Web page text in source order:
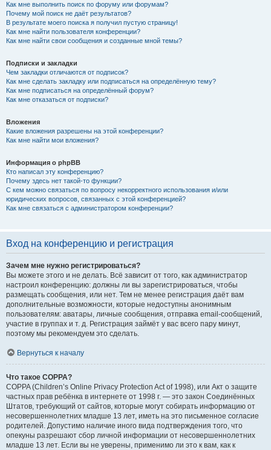
Как мне выполнить поиск по форуму или форумам?
Почему мой поиск не даёт результатов?
В результате моего поиска я получил пустую страницу!
Как мне найти пользователя конференции?
Как мне найти свои сообщения и созданные мной темы?
Подписки и закладки
Чем закладки отличаются от подписок?
Как мне сделать закладку или подписаться на определённую тему?
Как мне подписаться на определённый форум?
Как мне отказаться от подписки?
Вложения
Какие вложения разрешены на этой конференции?
Как мне найти мои вложения?
Информация о phpBB
Кто написал эту конференцию?
Почему здесь нет такой-то функции?
С кем можно связаться по вопросу некорректного использования и/или
юридических вопросов, связанных с этой конференцией?
Как мне связаться с администратором конференции?
Вход на конференцию и регистрация
Зачем мне нужно регистрироваться?
Вы можете этого и не делать. Всё зависит от того, как администратор
настроил конференцию: должны ли вы зарегистрироваться, чтобы
размещать сообщения, или нет. Тем не менее регистрация даёт вам
дополнительные возможности, которые недоступны анонимным
пользователям: аватары, личные сообщения, отправка email-сообщений,
участие в группах и т. д. Регистрация займёт у вас всего пару минут,
поэтому мы рекомендуем это сделать.
Вернуться к началу
Что такое COPPA?
COPPA (Children’s Online Privacy Protection Act of 1998), или Акт о защите
частных прав ребёнка в интернете от 1998 г. — это закон Соединённых
Штатов, требующий от сайтов, которые могут собирать информацию от
несовершеннолетних младше 13 лет, иметь на это письменное согласие
родителей. Допустимо наличие иного вида подтверждения того, что
опекуны разрешают сбор личной информации от несовершеннолетних
младше 13 лет. Если вы не уверены, применимо ли это к вам, как к